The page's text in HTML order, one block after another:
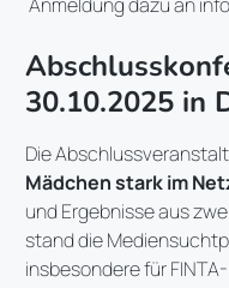
30.10.2025 in
Die
Mädchen stark im
und Ergebnisse aus
stand die
insbesondere für